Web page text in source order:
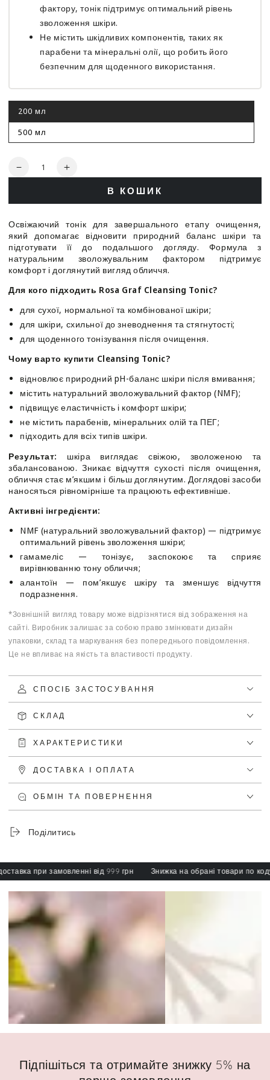
фактору, тонік підтримує оптимальний рівень
зволоження шкіри.
Не містить шкідливих компонентів, таких як
парабени та мінеральні олії, що робить його
безпечним для щоденного використання.
200 мл
Цей
варіант
роспродано
500 мл
Цей
варіант
Кількість
Зменшити
тонік
-
Rosa
Graf
Cleansing
Збільшити
тонік
-
Rosa
Graf
Cleansing
В КОШИК
Освіжаючий тонік для завершального етапу очищення,
який допомагає відновити природний баланс шкіри та
підготувати її до подальшого догляду. Формула з
натуральним зволожувальним фактором підтримує
комфорт і доглянутий вигляд обличчя.
Для кого підходить Rosa Graf Cleansing Tonic?
для сухої, нормальної та комбінованої шкіри;
для шкіри, схильної до зневоднення та стягнутості;
для щоденного тонізування після очищення.
Чому варто купити Cleansing Tonic?
відновлює природний pH-баланс шкіри після вмивання;
містить натуральний зволожувальний фактор (NMF);
підвищує еластичність і комфорт шкіри;
не містить парабенів, мінеральних олій та ПЕГ;
підходить для всіх типів шкіри.
Результат: шкіра виглядає свіжою, зволоженою та
збалансованою. Зникає відчуття сухості після очищення,
обличчя стає м’якшим і більш доглянутим. Доглядові засоби
наносяться рівномірніше та працюють ефективніше.
Активні інгредієнти:
NMF (натуральний зволожувальний фактор) — підтримує
оптимальний рівень зволоження шкіри;
гамамеліс — тонізує, заспокоює та сприяє
вирівнюванню тону обличчя;
алантоїн — пом’якшує шкіру та зменшує відчуття
подразнення.
*Зовнішній вигляд товару може відрізнятися від зображення на
сайті. Виробник залишає за собою право змінювати дизайн
упаковки, склад та маркування без попереднього повідомлення.
Це не впливає на якість та властивості продукту.
СПОСІБ ЗАСТОСУВАННЯ
СКЛАД
ХАРАКТЕРИСТИКИ
ДОСТАВКА І ОПЛАТА
ОБМІН ТА ПОВЕРНЕННЯ
Поділитись
при замовленні від 999 грн Знижка на обрані товари по коду:
Підпішіться та отримайте знижку 5% на